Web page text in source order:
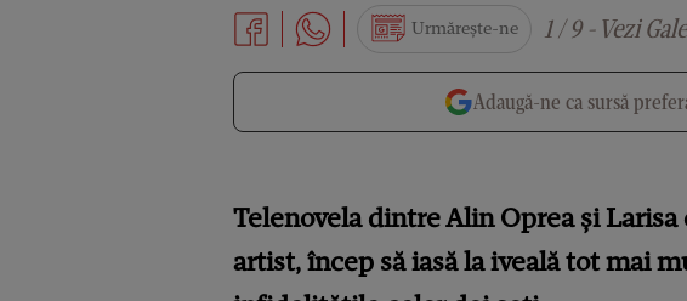
Urmărește-ne 1 / 9 - Vezi
Adaugă-ne ca sursă
Telenovela dintre Alin Oprea și
artist, încep să iasă la iveală tot mai